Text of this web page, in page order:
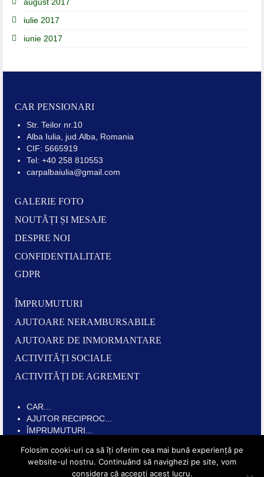
august 2017
iulie 2017
iunie 2017
CAR PENSIONARI
Str. Teilor nr.10
Alba Iulia, jud.Alba, Romania
CIF: 5665919
Tel: +40 258 810553
carpalbaiulia@gmail.com
GALERIE FOTO
NOUTĂȚI ȘI MESAJE
DESPRE NOI
CONFIDENTIALITATE
GDPR
ÎMPRUMUTURI
AJUTOARE NERAMBURSABILE
AJUTOARE DE INMORMANTARE
ACTIVITĂȚI SOCIALE
ACTIVITĂȚI DE AGREMENT
CAR...
AJUTOR RECIPROC...
ÎMPRUMUTURI...
PENSIONARI...
INCLUZIUNE SOCIALĂ...
Folosim cooki-uri ca să îți oferim cea mai bună experiență pe
website-ul nostru. Continuând să navighezi pe site, vom
considera că accepți acest lucru.